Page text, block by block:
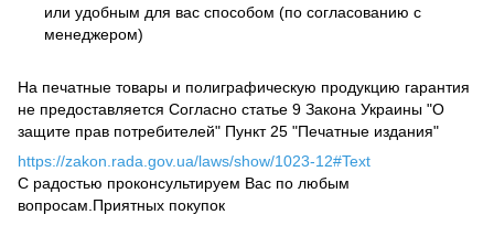
или удобным для вас способом (по согласованию с
менеджером)
На печатные товары и полиграфическую продукцию гарантия
не предоставляется Согласно статье 9 Закона Украины "О
защите прав потребителей" Пункт 25 "Печатные издания"
https://zakon.rada.gov.ua/laws/show/1023-12#Text
С радостью проконсультируем Вас по любым
вопросам.Приятных покупок